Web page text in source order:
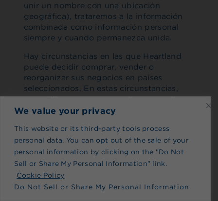
We value your privacy
This website or its third-party tools process
personal data. You can opt out of the sale of your
personal information by clicking on the "Do Not
Sell or Share My Personal Information" link.
Cookie Policy
Do Not Sell or Share My Personal Information
unir un nombre con una ubicación
geográfica), trataremos a la información
combinada como información personal
siempre y cuando permanezca unida.
Hay circunstancias en las que Heartland
puede decidir comprar, vender o
reorganizar sus negocios en países
seleccionados. En estas circunstancias,
es posible que sea necesario compartir y
recibir información personal con socios o
circunstancias, Heartland se asegurará
de que su información personal se utilice
de conformidad con esta política.
2. PRINCIPIOS